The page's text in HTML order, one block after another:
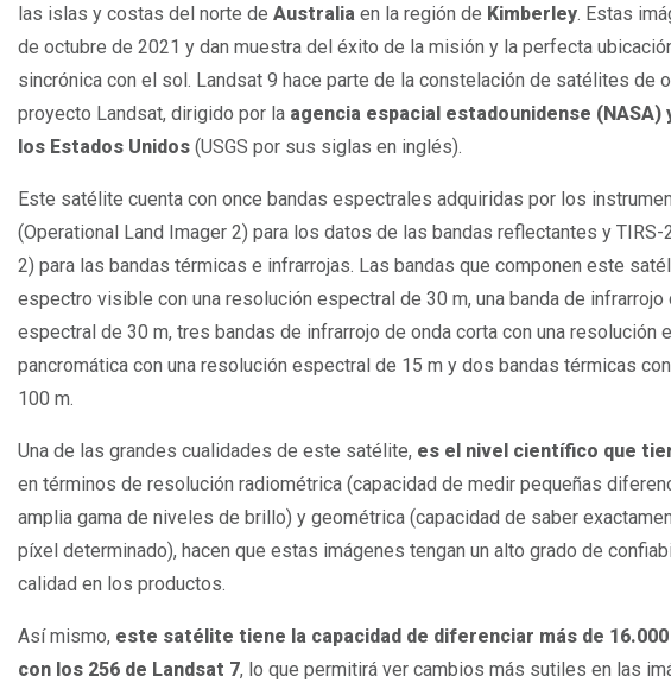
las islas y costas del norte de Australia en la región de Kimberley. Estas
de octubre de 2021 y dan muestra del éxito de la misión y la perfecta
sincrónica con el sol. Landsat 9 hace parte de la constelación de satélites de
proyecto Landsat, dirigido por la agencia espacial estadounidense
los Estados Unidos (USGS por sus siglas en inglés).
Este satélite cuenta con once bandas espectrales adquiridas por los
(Operational Land Imager 2) para los datos de las bandas reflectantes y
2) para las bandas térmicas e infrarrojas. Las bandas que componen este
espectro visible con una resolución espectral de 30 m, una banda de infrarrojo
espectral de 30 m, tres bandas de infrarrojo de onda corta con una resolución
pancromática con una resolución espectral de 15 m y dos bandas térmicas
100 m.
Una de las grandes cualidades de este satélite, es el nivel científico que
en términos de resolución radiométrica (capacidad de medir pequeñas
amplia gama de niveles de brillo) y geométrica (capacidad de saber
píxel determinado), hacen que estas imágenes tengan un alto grado de
calidad en los productos.
Así mismo, este satélite tiene la capacidad de diferenciar más de
con los 256 de Landsat 7, lo que permitirá ver cambios más sutiles en las